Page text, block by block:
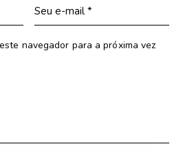
navegador para a próxima vez